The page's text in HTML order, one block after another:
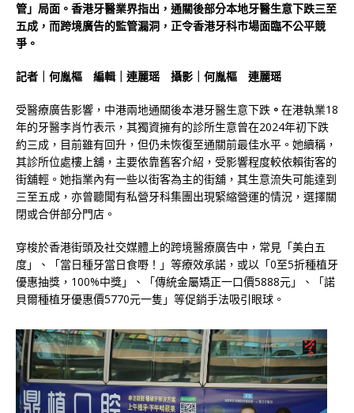
管」局面。香港牙醫業界指出，通關後部分本地牙醫生意下跌三至
五成，而跨境廣告的監管漏洞，正令香港牙科市場面臨不公平競
爭。
記者｜何胤樞 編輯｜連麗瑶 攝影｜何胤樞 連麗瑶
受醫療廣告影響，中港兩地通關後本港牙醫生意下跌 。 在港執業18
年的牙醫李肖竹表示，其獨資擁有的診所生意曾在2024年初下跌
約三成，目前雖有回升，但仍未恢復至通關前最佳水平。她續稱，
其診所位處樓上舖，主要依靠舊客介紹，受影響程度較依賴街客的
街舖輕。她指業內有一些以街客為主的街舖，其生意流失可能達到
三至五成，亦曾聽聞有私營牙科集團出現緊縮營運的情況，選擇關
閉或合併部分門店。
穿梭於香港街頭及社交媒體上的跨境醫療廣告中，常見「美白五
度」、「當日種牙當日食嘢！」等療效承諾，或以「0至5折種植牙
優惠抽獎，100%中獎」、「傳統金屬矯正一口價5888元」、「諾
貝爾種植牙優惠價5770元一隻」等促銷手法吸引眼球。